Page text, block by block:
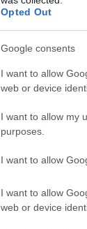
Opted Out
Google consents
I want to allow
web or device
I want to allow my
purposes.
I want to allow
I want to allow
web or device